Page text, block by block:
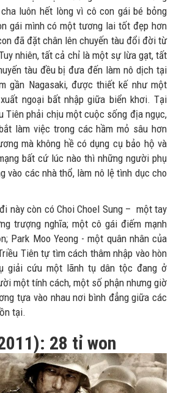
luôn hết lòng vì cô con gái bé bỏng
gái mình có một tương lai tốt đẹp hơn
đã đặt chân lên chuyến tàu đổi đời từ
nhiên, tất cả chỉ là một sự lừa gạt, tất
tàu đều bị đưa đến làm nô dịch tại
gần Nagasaki, được thiết kế như một
ngoại bất nhập giữa biển khơi. Tại
Tiên phải chịu một cuộc sống địa ngục,
làm việc trong các hầm mỏ sâu hơn
mà không hề có dụng cụ bảo hộ và
bất cứ lúc nào thì những người phụ
vào các nhà thổ, làm nô lệ tình dục cho
này còn có Choi Choel Sung – một tay
trượng nghĩa; một cô gái điếm mạnh
Park Moo Yeong - một quân nhân của
Tiên tự tìm cách thâm nhập vào hòn
giải cứu một lãnh tụ dân tộc đang ở
một tính cách, một số phận nhưng giờ
tựa vào nhau nơi bình đẳng giữa các
tại.
28 tỉ won